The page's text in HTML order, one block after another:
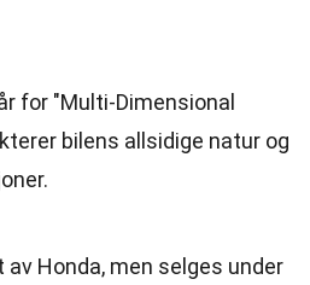
for "Multi-Dimensional
bilens allsidige natur og
av Honda, men selges under